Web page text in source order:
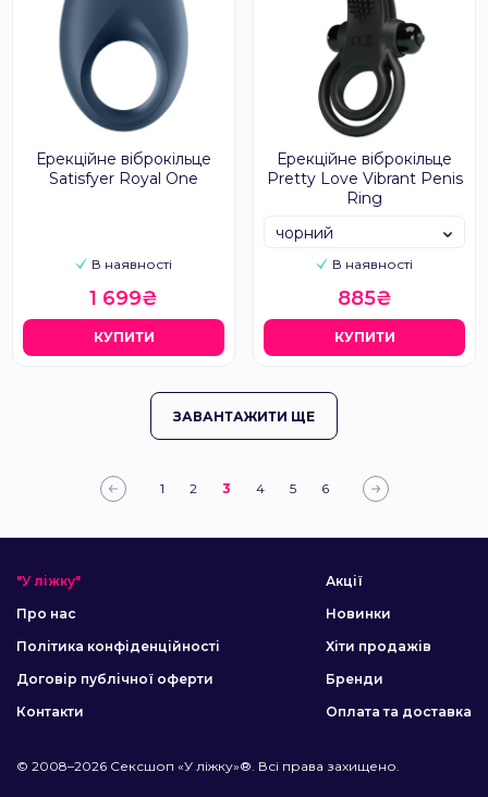
Ерекційне віброкільце
Satisfyer Royal One
В наявності
1 699₴
КУПИТИ
Ерекційне віброкільце
Pretty Love Vibrant Penis
Ring
В наявності
чорний
885₴
КУПИТИ
ЗАВАНТАЖИТИ ЩЕ
1 2 3 4 5 6
"У ліжку"
Про нас
Політика конфіденційності
Договір публічної оферти
Контакти
Акції
Новинки
Хіти продажів
Бренди
Оплата та доставка
© 2008–2026 Сексшоп «У ліжку»®. Всі права захищено.